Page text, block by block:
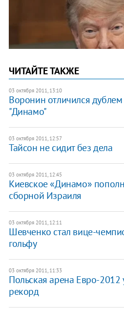
ЧИТАЙТЕ ТАКЖЕ
03 октября 2011, 13:10
Воронин отличился
"Динамо"
03 октября 2011, 12:57
Тайсон не сидит без дела
03 октября 2011, 12:45
Киевское «Динамо»
сборной Израиля
03 октября 2011, 12:11
Шевченко стал вице-
гольфу
03 октября 2011, 11:33
Польская арена Евро-2012
рекорд